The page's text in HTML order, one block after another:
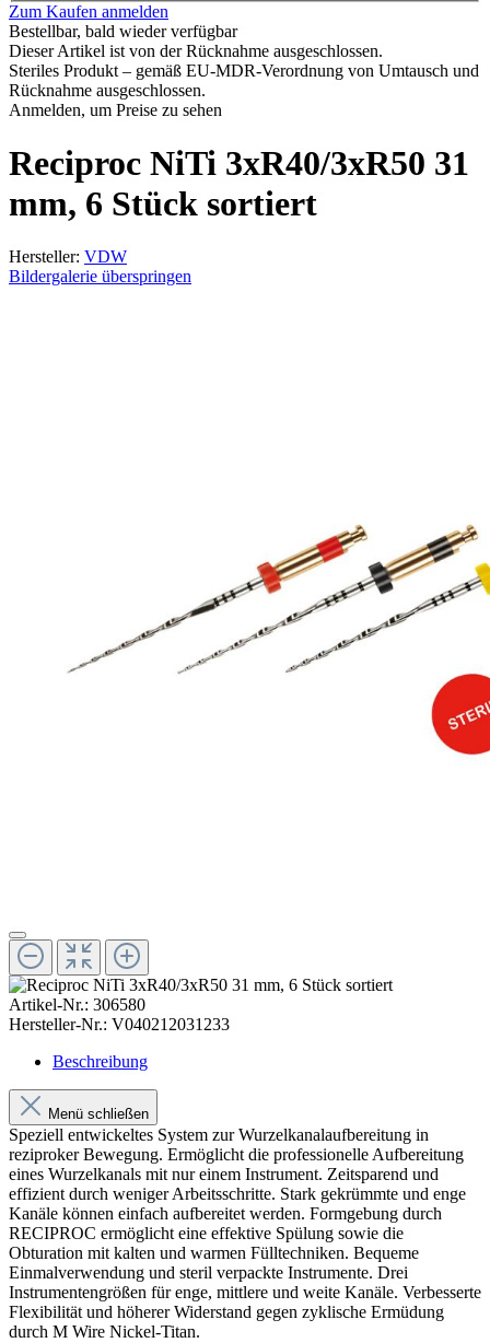
Zum Kaufen anmelden
Bestellbar, bald wieder verfügbar
Dieser Artikel ist von der Rücknahme ausgeschlossen.
Steriles Produkt – gemäß EU-MDR-Verordnung von Umtausch und
Rücknahme ausgeschlossen.
Anmelden, um Preise zu sehen
Reciproc NiTi 3xR40/3xR50 31
mm, 6 Stück sortiert
Hersteller: VDW
Bildergalerie überspringen
Artikel-Nr.: 306580
Hersteller-Nr.: V040212031233
Beschreibung
Menü schließen
Speziell entwickeltes System zur Wurzelkanalaufbereitung in
reziproker Bewegung. Ermöglicht die professionelle Aufbereitung
eines Wurzelkanals mit nur einem Instrument. Zeitsparend und
effizient durch weniger Arbeitsschritte. Stark gekrümmte und enge
Kanäle können einfach aufbereitet werden. Formgebung durch
RECIPROC ermöglicht eine effektive Spülung sowie die
Obturation mit kalten und warmen Fülltechniken. Bequeme
Einmalverwendung und steril verpackte Instrumente. Drei
Instrumentengrößen für enge, mittlere und weite Kanäle. Verbesserte
Flexibilität und höherer Widerstand gegen zyklische Ermüdung
durch M Wire Nickel-Titan.